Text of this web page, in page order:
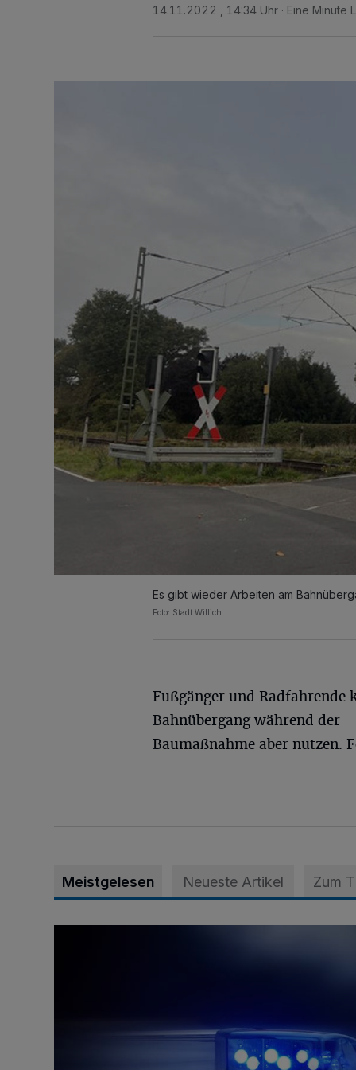
14.11.2022 , 14:34 Uhr Eine Minute
Es gibt wieder Arbeiten am
Foto: Stadt Willich
Fußgänger und Radfahrende
Bahnübergang während der
Baumaßnahme aber nutzen.
Meistgelesen Neueste Artikel Zum